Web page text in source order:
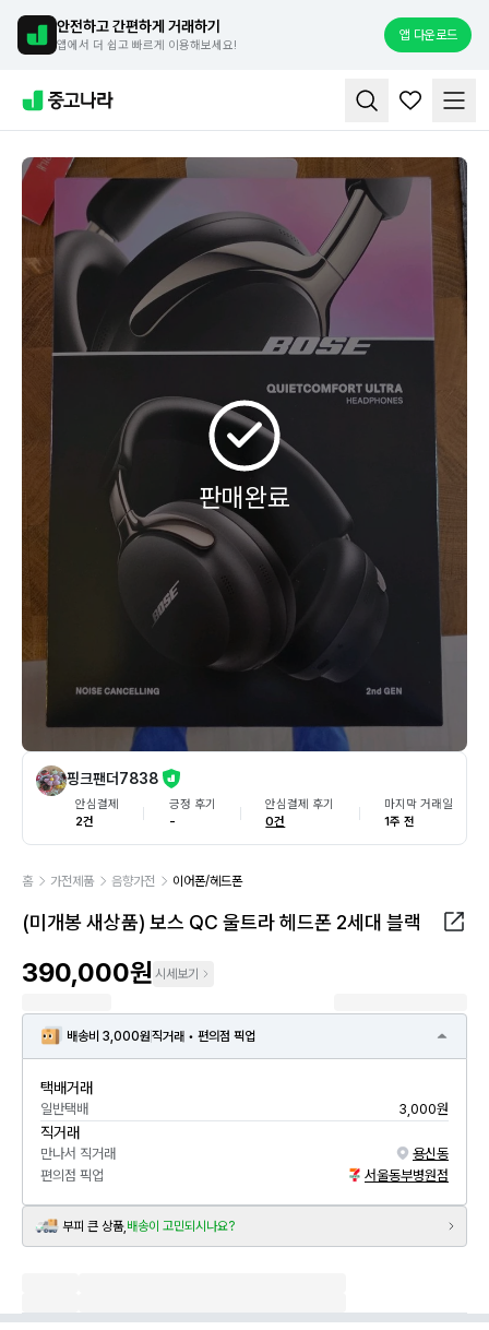
안전하고 간편하게 거래하기
앱에서 더 쉽고 빠르게 이용해보세요!
앱 다운로드
판매완료
핑크팬더7838
안심결제
2건
긍정 후기
-
안심결제 후기
0건
마지막 거래일
1주 전
홈 가전제품 음향가전 이어폰/헤드폰
(미개봉 새상품) 보스 QC 울트라 헤드폰 2세대 블랙
390,000원 시세보기
배송비 3,000원직거래 • 편의점 픽업
택배거래
일반택배 3,000원
직거래
만나서 직거래
용신동
편의점 픽업
서울동부병원점
부피 큰 상품, 배송이 고민되시나요?